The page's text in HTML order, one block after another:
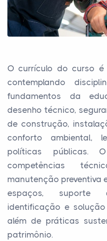
O currículo do curso é
contemplando
fundamentos da
desenho técnico,
de construção,
conforto ambiental,
políticas públicas.
competências
manutenção preventiva
espaços, suporte
identificação e
além de práticas
patrimônio.